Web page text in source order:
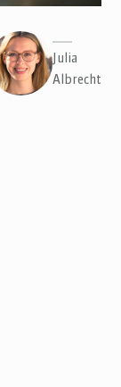
Julia
Albrecht